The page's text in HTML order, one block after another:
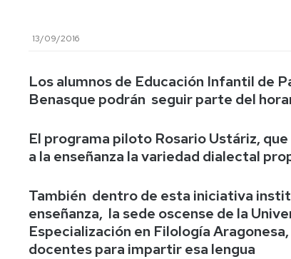
referencia/Normativa
to
know
us
la
Experiencia
Campus
de
Internacionalización
Cultura,
Comunicación
e
Actividades
Culturales
imagen
Actividades
e
instalaciones
deportivas
13/09/2016
Los alumnos de Educación Infantil de
Benasque podrán seguir parte del
El programa piloto Rosario Ustáriz,
a la enseñanza la variedad dialectal
También dentro de esta iniciativa
enseñanza, la sede oscense de la
Especialización en Filología
docentes para impartir esa lengua